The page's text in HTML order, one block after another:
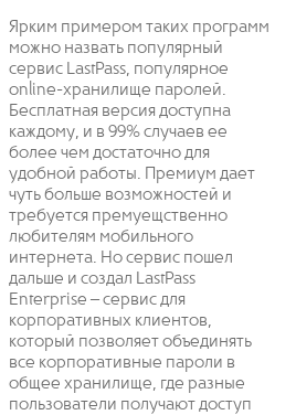
Ярким примером таких программ
можно назвать популярный
сервис LastPass, популярное
online-хранилище паролей.
Бесплатная версия доступна
каждому, и в 99% случаев ее
более чем достаточно для
удобной работы. Премиум дает
чуть больше возможностей и
требуется премуещственно
любителям мобильного
интернета. Но сервис пошел
дальше и создал LastPass
Enterprise – сервис для
корпоративных клиентов,
который позволяет объединять
все корпоративные пароли в
общее хранилище, где разные
пользователи получают доступ